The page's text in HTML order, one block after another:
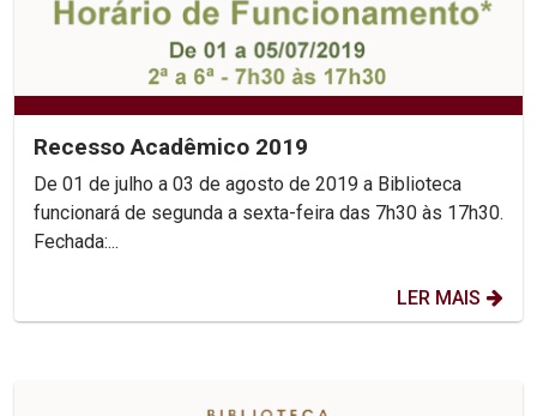
Recesso Acadêmico 2019
De 01 de julho a 03 de agosto de 2019 a Biblioteca
funcionará de segunda a sexta-feira das 7h30 às 17h30.
Fechada:...
LER MAIS